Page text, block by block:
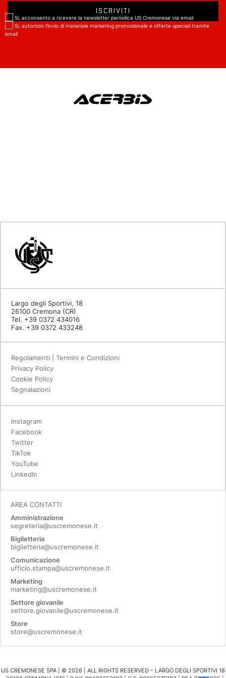
Si, acconsento a ricevere la newsletter periodica US Cremonese via email
Si, autorizzo l'invio di materiale marketing promozionale e offerte speciali tramite
email
Largo degli Sportivi, 18
26100 Cremona (CR)
Tel. +39 0372 434016
Fax. +39 0372 433248
Regolamenti | Termini e Condizioni
Privacy Policy
Cookie Policy
Segnalazioni
Instagram
Facebook
Twitter
TikTok
YouTube
LinkedIn
AREA CONTATTI
Amministrazione
segreteria@uscremonese.it
Biglietteria
biglietteria@uscremonese.it
Comunicazione
ufficio.stampa@uscremonese.it
Marketing
marketing@uscremonese.it
Settore giovanile
settore.giovanile@uscremonese.it
Store
store@uscremonese.it
US CREMONESE SPA | © 2026 | ALL RIGHTS RESERVED – LARGO DEGLI SPORTIVI 18